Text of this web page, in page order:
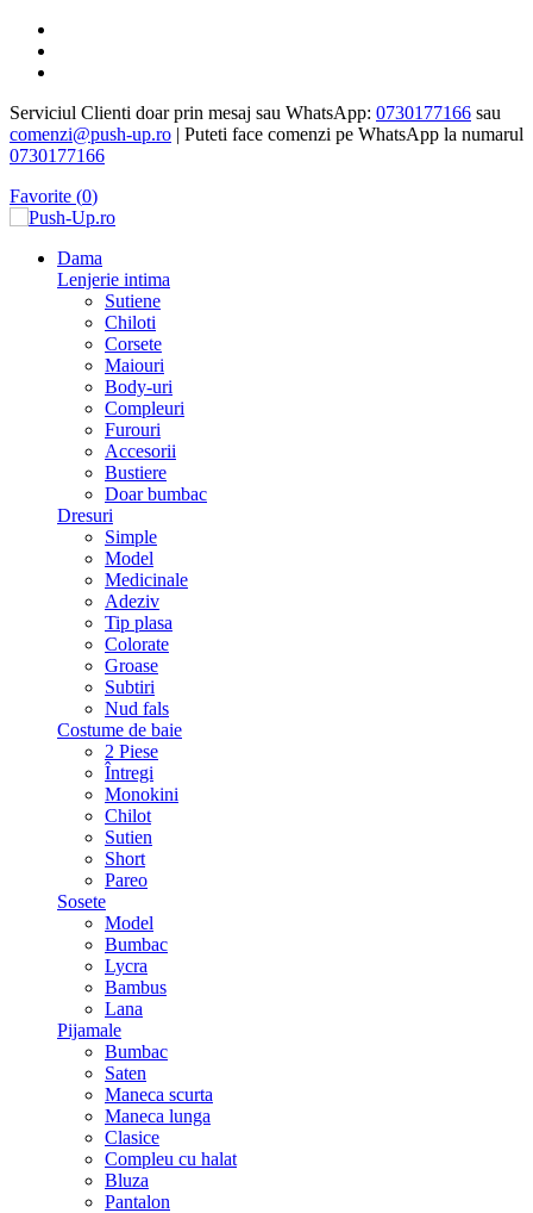
Serviciul Clienti doar prin mesaj sau WhatsApp: 0730177166 sau
comenzi@push-up.ro | Puteti face comenzi pe WhatsApp la numarul
0730177166
Favorite (0)
Dama
Lenjerie intima
Sutiene
Chiloti
Corsete
Maiouri
Body-uri
Compleuri
Furouri
Accesorii
Bustiere
Doar bumbac
Dresuri
Simple
Model
Medicinale
Adeziv
Tip plasa
Colorate
Groase
Subtiri
Nud fals
Costume de baie
2 Piese
Întregi
Monokini
Chilot
Sutien
Short
Pareo
Sosete
Model
Bumbac
Lycra
Bambus
Lana
Pijamale
Bumbac
Saten
Maneca scurta
Maneca lunga
Clasice
Compleu cu halat
Bluza
Pantalon